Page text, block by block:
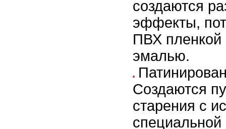
создаются
эффекты,
ПВХ пленкой
эмалью.
Создаются
старения с
специальной